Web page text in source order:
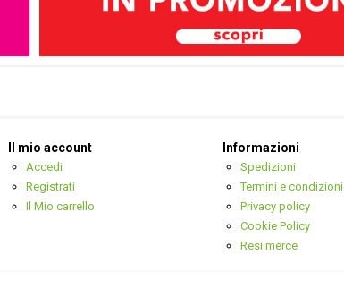
Il mio account
Accedi
Registrati
Il Mio carrello
Informazioni
Spedizioni
Termini e condizioni
Privacy policy
Cookie Policy
Resi merce